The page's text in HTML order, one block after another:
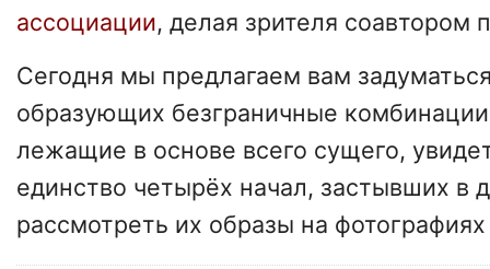
ассоциации, делая зрителя соавтором
Сегодня мы предлагаем вам
образующих безграничные
лежащие в основе всего сущего,
единство четырёх начал, застывших в
рассмотреть их образы на